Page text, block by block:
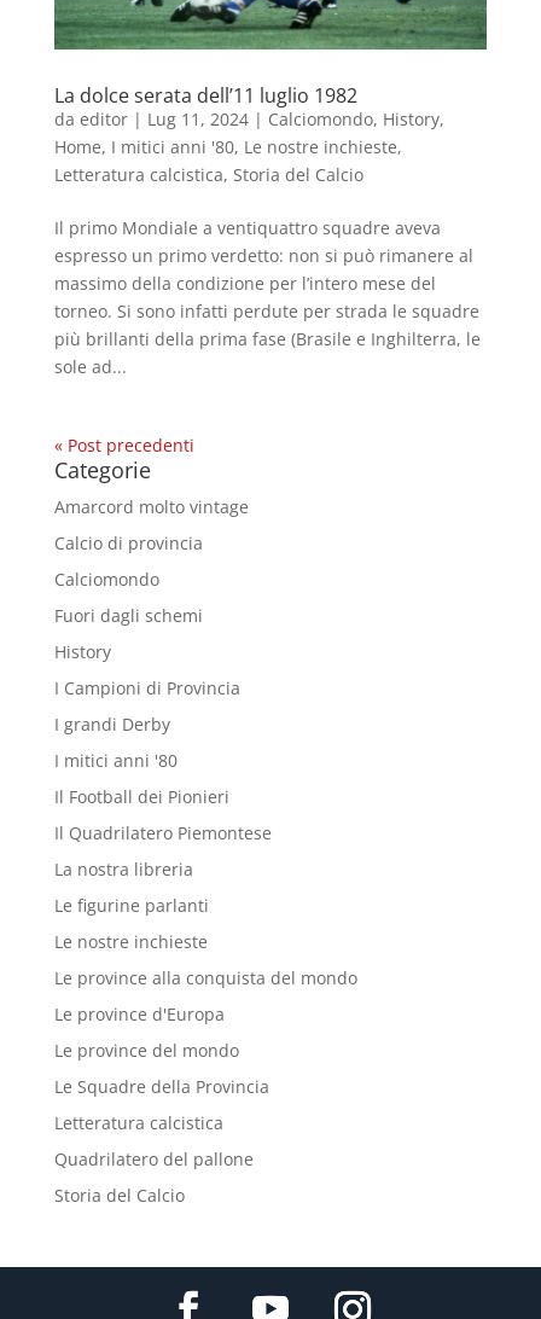
La dolce serata dell’11 luglio 1982
da editor| Lug 11, 2024| Calciomondo, History,
Home, I mitici anni '80, Le nostre inchieste,
Letteratura calcistica, Storia del Calcio
Il primo Mondiale a ventiquattro squadre aveva
espresso un primo verdetto: non si può rimanere al
massimo della condizione per l’intero mese del
torneo. Si sono infatti perdute per strada le squadre
più brillanti della prima fase (Brasile e Inghilterra, le
sole ad...
« Post precedenti
Categorie
Amarcord molto vintage
Calcio di provincia
Calciomondo
Fuori dagli schemi
History
I Campioni di Provincia
I grandi Derby
I mitici anni '80
Il Football dei Pionieri
Il Quadrilatero Piemontese
La nostra libreria
Le figurine parlanti
Le nostre inchieste
Le province alla conquista del mondo
Le province d'Europa
Le province del mondo
Le Squadre della Provincia
Letteratura calcistica
Quadrilatero del pallone
Storia del Calcio